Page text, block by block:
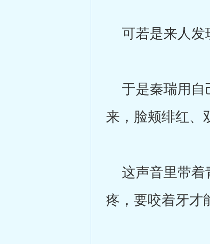
可若是来人发
于是秦瑞用自
来，脸颊绯红、
这声音里带着
疼，要咬着牙